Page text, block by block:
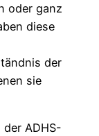
oder ganz
diese
der
sie
ADHS-